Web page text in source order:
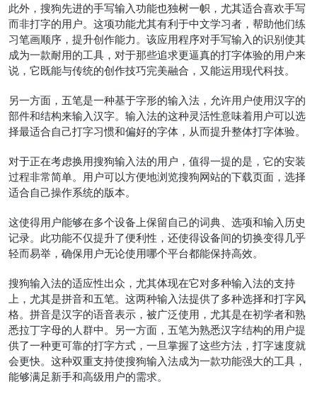
此外，搜狗先进的手写输入功能也独树一帜，尤其适合喜欢手写
而非打字的用户。这项功能尤其有利于中文学习者，帮助他们练
习笔画顺序，提升创作能力。该应用程序对手写输入的识别使其
成为一款耐用的工具，对于那些追求更逼真的打字体验的用户来
说，它既能与传统的创作技巧完美融合，又能运用现代科技。
另一方面，五笔是一种基于字形的输入法，允许用户使用汉字的
部件和结构来输入汉字。输入法的这种灵活性意味着用户可以选
择最适合自己打字习惯和偏好的字体，从而提升整体打字体验。
对于正在考虑换用搜狗输入法的用户，值得一提的是，它的安装
过程非常简单。用户可以方便地浏览搜狗网站的下载页面，选择
适合自己操作系统的版本。
这使得用户能够在多个设备上保留自己的词典、选项和输入历史
记录。此功能不仅提升了便利性，还使得设备间的切换变得几乎
轻而易举，确保用户无论使用哪个平台都能保持高效。
搜狗输入法的适应性出众，尤其体现在它对多种输入法的支持
上，尤其是拼音和五笔。这两种输入法提供了多种选择和打字风
格。拼音是汉字的语音表示，被广泛使用，尤其是在初学者和熟
悉拉丁字母的人群中。另一方面，五笔为熟悉汉字结构的用户提
供了一种更可靠的打字方式，一旦掌握了这些方法，打字速度就
会更快。这种双重支持使搜狗输入法成为一款功能强大的工具，
能够满足新手和高级用户的需求。